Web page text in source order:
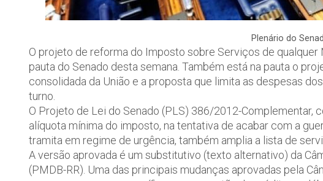
Plenário do
O projeto de reforma do Imposto sobre Serviços de qualquer
pauta do Senado desta semana. Também está na pauta o
consolidada da União e a proposta que limita as despesas
turno.
O Projeto de Lei do Senado (PLS) 386/2012-Complementar,
alíquota mínima do imposto, na tentativa de acabar com a
tramita em regime de urgência, também amplia a lista de
A versão aprovada é um substitutivo (texto alternativo) da
(PMDB-RR). Uma das principais mudanças aprovadas pela